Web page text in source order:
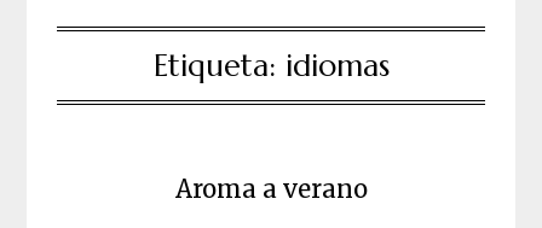
Etiqueta: idiomas
Aroma a verano